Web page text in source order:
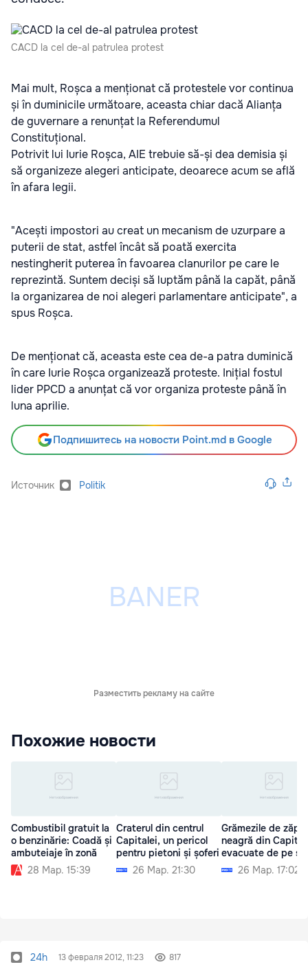
CACD la cel de-al patrulea protest
Mai mult, Roșca a menționat că protestele vor continua
și în duminicile următoare, aceasta chiar dacă Alianța
de guvernare a renunțat la Referendumul
Constituțional.
Potrivit lui Iurie Roșca, AIE trebuie să-și dea demisia și
să organizeze alegeri anticipate, deoarece acum se află
în afara legii.
"Acești impostori au creat un mecanism de uzurpare a
puterii de stat, astfel încât să poată exercita
nestingherit puterea în favoarea clanurilor pe care le
reprezintă. Suntem deciși să luptăm până la capăt, până
la organizarea de noi alegeri parlamentare anticipate", a
spus Roșca.
De menționat că, aceasta este cea de-a patra duminică
în care Iurie Roșca organizează proteste. Inițial fostul
lider PPCD a anunțat că vor organiza proteste până în
luna aprilie.
Подпишитесь на новости Point.md в Google
Источник Politik
Разместить рекламу на сайте
Похожие новости
Combustibil gratuit la
o benzinărie: Coadă și
ambuteiaje în zonă
28 Мар. 15:39
Craterul din centrul
Capitalei, un pericol
pentru pietoni și șoferi
26 Мар. 21:30
Grămezile de
neagră din
evacuate de pe
26 Мар. 17:02
24h 13 февраля 2012, 11:23 817